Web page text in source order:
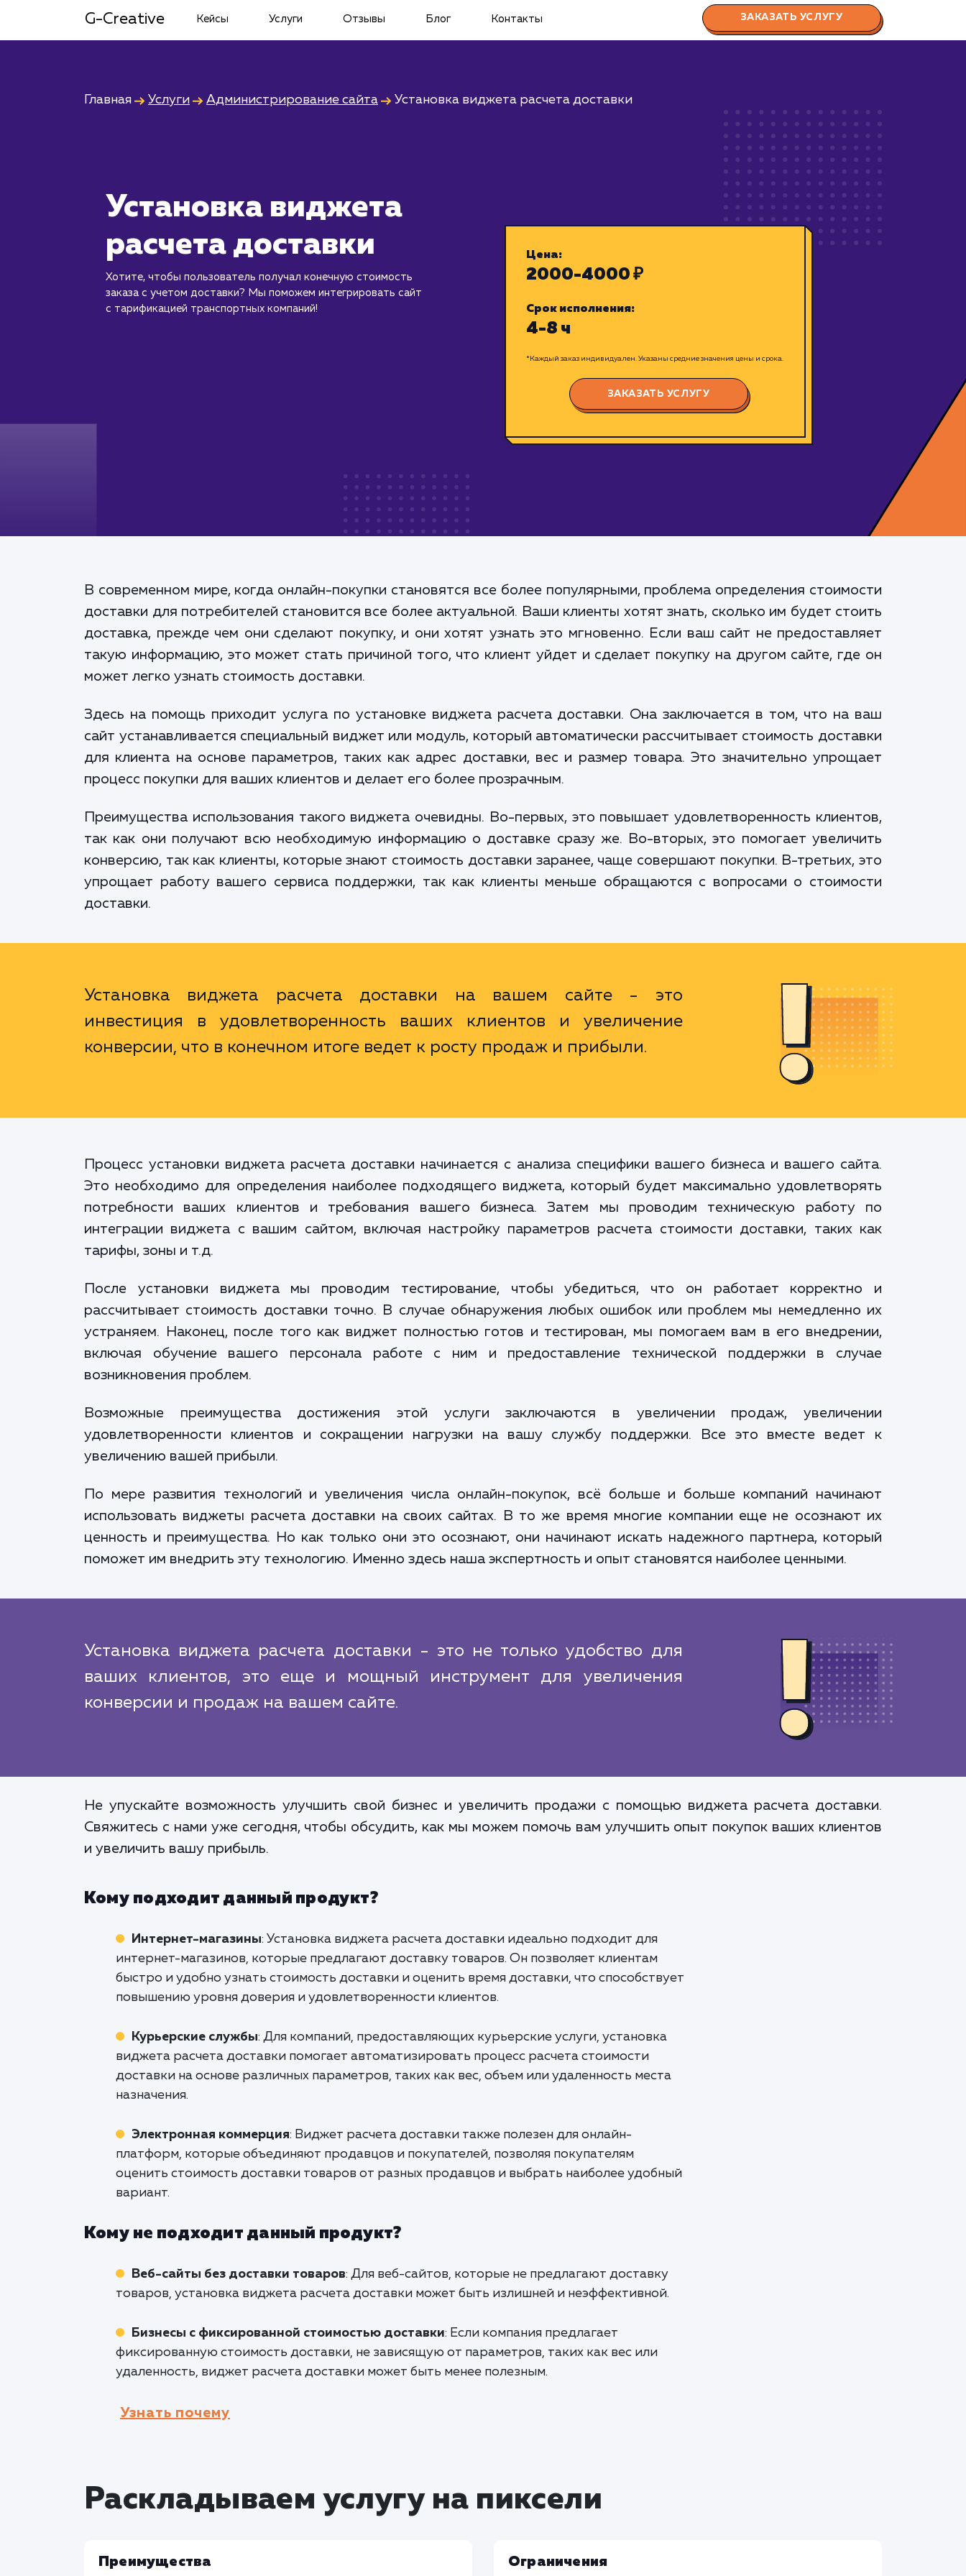
G-Creative Кейсы Услуги Отзывы Блог Контакты ЗАКАЗАТЬ УСЛУГУ
Главная Услуги Администрирование сайта Установка виджета расчета доставки
Установка виджета
расчета доставки
Хотите, чтобы пользователь получал конечную стоимость
заказа с учетом доставки? Мы поможем интегрировать сайт
с тарификацией транспортных компаний!
Цена:
2000-4000 ₽
Срок исполнения:
4-8 ч
*Каждый заказ индивидуален. Указаны средние значения цены и срока.
ЗАКАЗАТЬ УСЛУГУ
В современном мире, когда онлайн-покупки становятся все более популярными, проблема определения стоимости
доставки для потребителей становится все более актуальной. Ваши клиенты хотят знать, сколько им будет стоить
доставка, прежде чем они сделают покупку, и они хотят узнать это мгновенно. Если ваш сайт не предоставляет
такую информацию, это может стать причиной того, что клиент уйдет и сделает покупку на другом сайте, где он
может легко узнать стоимость доставки.
Здесь на помощь приходит услуга по установке виджета расчета доставки. Она заключается в том, что на ваш
сайт устанавливается специальный виджет или модуль, который автоматически рассчитывает стоимость доставки
для клиента на основе параметров, таких как адрес доставки, вес и размер товара. Это значительно упрощает
процесс покупки для ваших клиентов и делает его более прозрачным.
Преимущества использования такого виджета очевидны. Во-первых, это повышает удовлетворенность клиентов,
так как они получают всю необходимую информацию о доставке сразу же. Во-вторых, это помогает увеличить
конверсию, так как клиенты, которые знают стоимость доставки заранее, чаще совершают покупки. В-третьих, это
упрощает работу вашего сервиса поддержки, так как клиенты меньше обращаются с вопросами о стоимости
доставки.
Установка виджета расчета доставки на вашем сайте - это
инвестиция в удовлетворенность ваших клиентов и увеличение
конверсии, что в конечном итоге ведет к росту продаж и прибыли.
Процесс установки виджета расчета доставки начинается с анализа специфики вашего бизнеса и вашего сайта.
Это необходимо для определения наиболее подходящего виджета, который будет максимально удовлетворять
потребности ваших клиентов и требования вашего бизнеса. Затем мы проводим техническую работу по
интеграции виджета с вашим сайтом, включая настройку параметров расчета стоимости доставки, таких как
тарифы, зоны и т.д.
После установки виджета мы проводим тестирование, чтобы убедиться, что он работает корректно и
рассчитывает стоимость доставки точно. В случае обнаружения любых ошибок или проблем мы немедленно их
устраняем. Наконец, после того как виджет полностью готов и тестирован, мы помогаем вам в его внедрении,
включая обучение вашего персонала работе с ним и предоставление технической поддержки в случае
возникновения проблем.
Возможные преимущества достижения этой услуги заключаются в увеличении продаж, увеличении
удовлетворенности клиентов и сокращении нагрузки на вашу службу поддержки. Все это вместе ведет к
увеличению вашей прибыли.
По мере развития технологий и увеличения числа онлайн-покупок, всё больше и больше компаний начинают
использовать виджеты расчета доставки на своих сайтах. В то же время многие компании еще не осознают их
ценность и преимущества. Но как только они это осознают, они начинают искать надежного партнера, который
поможет им внедрить эту технологию. Именно здесь наша экспертность и опыт становятся наиболее ценными.
Установка виджета расчета доставки - это не только удобство для
ваших клиентов, это еще и мощный инструмент для увеличения
конверсии и продаж на вашем сайте.
Не упускайте возможность улучшить свой бизнес и увеличить продажи с помощью виджета расчета доставки.
Свяжитесь с нами уже сегодня, чтобы обсудить, как мы можем помочь вам улучшить опыт покупок ваших клиентов
и увеличить вашу прибыль.
Кому подходит данный продукт?
Интернет-магазины: Установка виджета расчета доставки идеально подходит для
интернет-магазинов, которые предлагают доставку товаров. Он позволяет клиентам
быстро и удобно узнать стоимость доставки и оценить время доставки, что способствует
повышению уровня доверия и удовлетворенности клиентов.
Курьерские службы: Для компаний, предоставляющих курьерские услуги, установка
виджета расчета доставки помогает автоматизировать процесс расчета стоимости
доставки на основе различных параметров, таких как вес, объем или удаленность места
назначения.
Электронная коммерция: Виджет расчета доставки также полезен для онлайн-
платформ, которые объединяют продавцов и покупателей, позволяя покупателям
оценить стоимость доставки товаров от разных продавцов и выбрать наиболее удобный
вариант.
Кому не подходит данный продукт?
Веб-сайты без доставки товаров: Для веб-сайтов, которые не предлагают доставку
товаров, установка виджета расчета доставки может быть излишней и неэффективной.
Бизнесы с фиксированной стоимостью доставки: Если компания предлагает
фиксированную стоимость доставки, не зависящую от параметров, таких как вес или
удаленность, виджет расчета доставки может быть менее полезным.
Узнать почему
Раскладываем услугу на пиксели
Преимущества Ограничения